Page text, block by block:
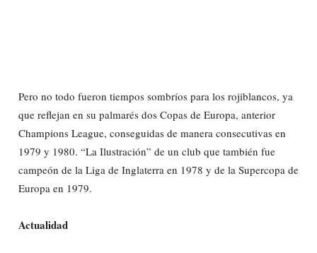
Pero no todo fueron tiempos sombríos para los rojiblancos, ya
que reflejan en su palmarés dos Copas de Europa, anterior
Champions League, conseguidas de manera consecutivas en
1979 y 1980. “La Ilustración” de un club que también fue
campeón de la Liga de Inglaterra en 1978 y de la Supercopa de
Europa en 1979.
Actualidad